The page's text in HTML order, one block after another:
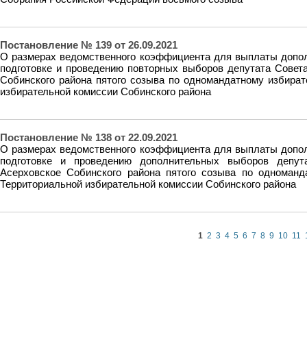
Постановление № 139 от 26.09.2021
О размерах ведомственного коэффициента для выплаты
подготовке и проведению повторных выборов депутата
Собинского района пятого созыва по одномандатному
избирательной комиссии Собинского района
Постановление № 138 от 22.09.2021
О размерах ведомственного коэффициента для выплаты
подготовке и проведению дополнительных выборов
Асерховское Собинского района пятого созыва по
Территориальной избирательной комиссии Собинского района
1 2 3 4 5 6 7 8 9 10 11